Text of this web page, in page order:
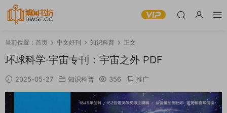
当前位置： 首页 中文好刊 知识科普 正文
环球科学·宇宙专刊：宇宙之外 PDF
2025-05-27 知识科普 356 推广